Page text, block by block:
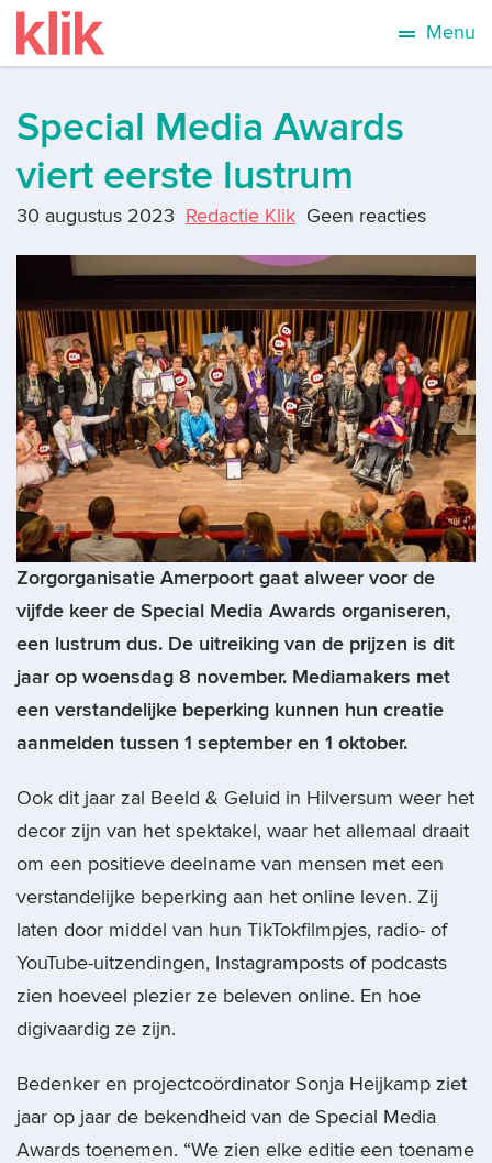
Menu
Special Media Awards
viert eerste lustrum
30 augustus 2023 Redactie Klik Geen reacties
Zorgorganisatie Amerpoort gaat alweer voor de
vijfde keer de Special Media Awards organiseren,
een lustrum dus. De uitreiking van de prijzen is dit
jaar op woensdag 8 november. Mediamakers met
een verstandelijke beperking kunnen hun creatie
aanmelden tussen 1 september en 1 oktober.
Ook dit jaar zal Beeld & Geluid in Hilversum weer het
decor zijn van het spektakel, waar het allemaal draait
om een positieve deelname van mensen met een
verstandelijke beperking aan het online leven. Zij
laten door middel van hun TikTokfilmpjes, radio- of
YouTube-uitzendingen, Instagramposts of podcasts
zien hoeveel plezier ze beleven online. En hoe
digivaardig ze zijn.
Bedenker en projectcoördinator Sonja Heijkamp ziet
jaar op jaar de bekendheid van de Special Media
Awards toenemen. “We zien elke editie een toename